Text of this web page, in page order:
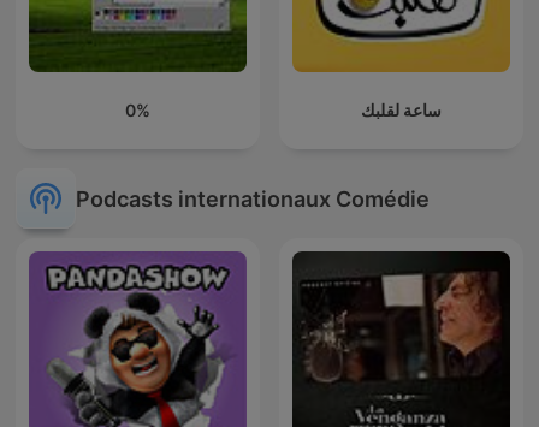
0% ساعة لقلبك
Podcasts internationaux Comédie